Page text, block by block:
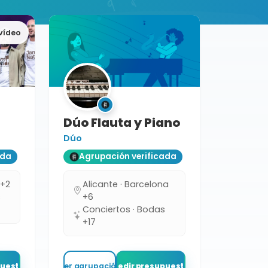
Dúo Flauta y Piano
Dúo
Agrupación verificada
Alicante · Barcelona
+6
Conciertos · Bodas
+17